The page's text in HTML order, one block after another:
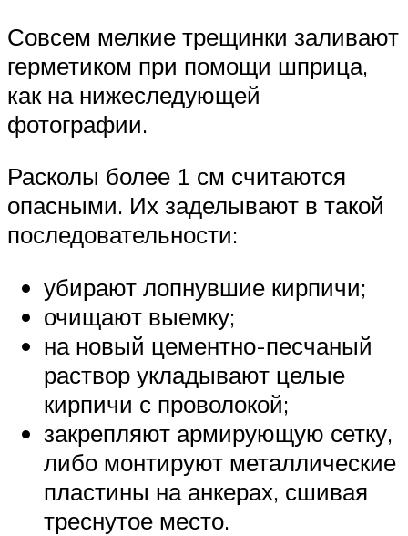
Совсем мелкие трещинки заливают
герметиком при помощи шприца,
как на нижеследующей
фотографии.
Расколы более 1 см считаются
опасными. Их заделывают в такой
последовательности:
убирают лопнувшие кирпичи;
очищают выемку;
на новый цементно-песчаный
раствор укладывают целые
кирпичи с проволокой;
закрепляют армирующую сетку,
либо монтируют металлические
пластины на анкерах, сшивая
треснутое место.